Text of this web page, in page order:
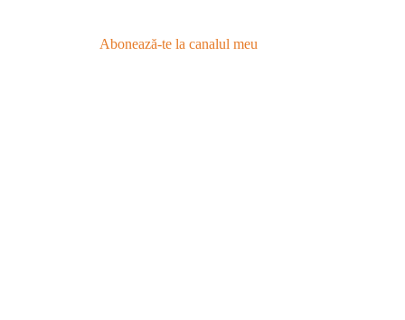
Abonează-te la canalul meu